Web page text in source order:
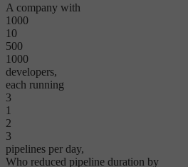
A company with
1000
10
500
1000
developers,
each running
3
1
2
3
pipelines per day,
Who reduced pipeline duration by